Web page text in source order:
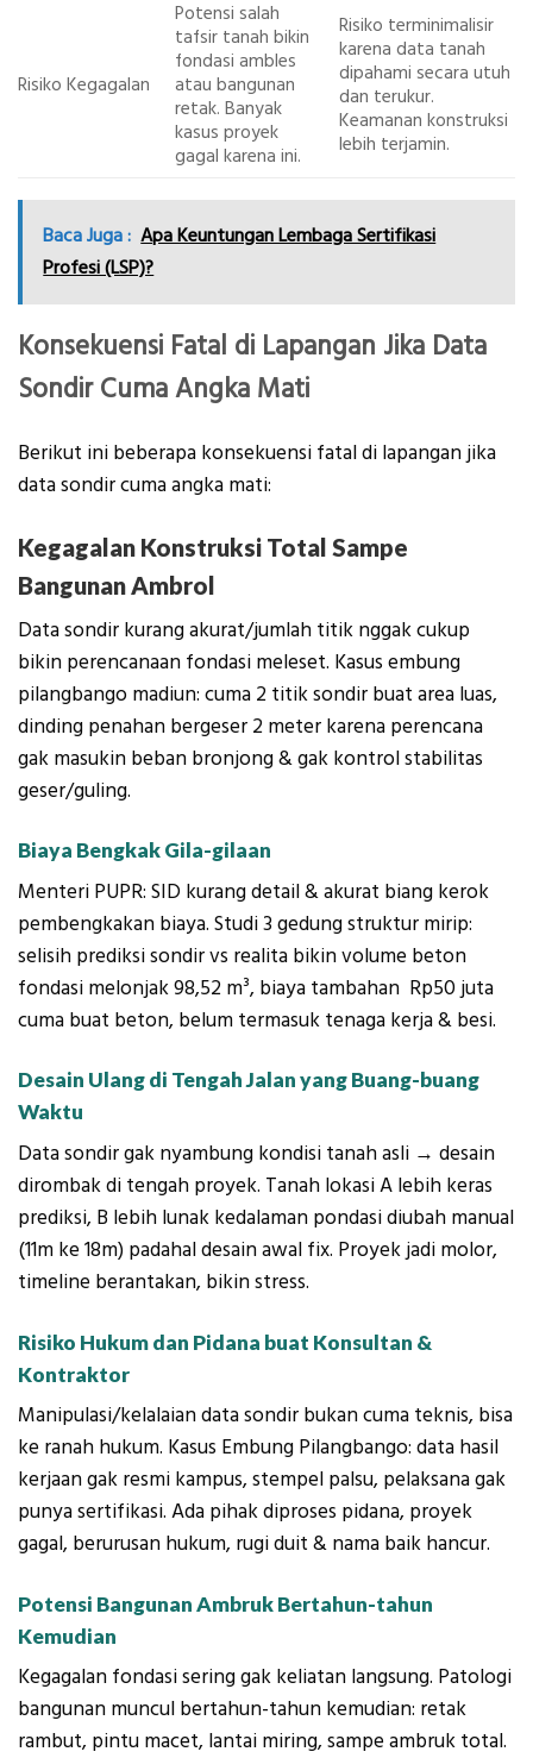
Risiko Kegagalan
Potensi salah
tafsir tanah bikin
fondasi ambles
atau bangunan
retak. Banyak
kasus proyek
gagal karena ini.
Risiko terminimalisir
karena data tanah
dipahami secara utuh
dan terukur.
Keamanan konstruksi
lebih terjamin.
Baca Juga : Apa Keuntungan Lembaga Sertifikasi
Profesi (LSP)?
Konsekuensi Fatal di Lapangan Jika Data
Sondir Cuma Angka Mati
Berikut ini beberapa konsekuensi fatal di lapangan jika
data sondir cuma angka mati:
Kegagalan Konstruksi Total Sampe
Bangunan Ambrol
Data sondir kurang akurat/jumlah titik nggak cukup
bikin perencanaan fondasi meleset. Kasus embung
pilangbango madiun: cuma 2 titik sondir buat area luas,
dinding penahan bergeser 2 meter karena perencana
gak masukin beban bronjong & gak kontrol stabilitas
geser/guling.
Biaya Bengkak Gila-gilaan
Menteri PUPR: SID kurang detail & akurat biang kerok
pembengkakan biaya. Studi 3 gedung struktur mirip:
selisih prediksi sondir vs realita bikin volume beton
fondasi melonjak 98,52 m³, biaya tambahan Rp50 juta
cuma buat beton, belum termasuk tenaga kerja & besi.
Desain Ulang di Tengah Jalan yang Buang-buang
Waktu
Data sondir gak nyambung kondisi tanah asli → desain
dirombak di tengah proyek. Tanah lokasi A lebih keras
prediksi, B lebih lunak kedalaman pondasi diubah manual
(11m ke 18m) padahal desain awal fix. Proyek jadi molor,
timeline berantakan, bikin stress.
Risiko Hukum dan Pidana buat Konsultan &
Kontraktor
Manipulasi/kelalaian data sondir bukan cuma teknis, bisa
ke ranah hukum. Kasus Embung Pilangbango: data hasil
kerjaan gak resmi kampus, stempel palsu, pelaksana gak
punya sertifikasi. Ada pihak diproses pidana, proyek
gagal, berurusan hukum, rugi duit & nama baik hancur.
Potensi Bangunan Ambruk Bertahun-tahun
Kemudian
Kegagalan fondasi sering gak keliatan langsung. Patologi
bangunan muncul bertahun-tahun kemudian: retak
rambut, pintu macet, lantai miring, sampe ambruk total.